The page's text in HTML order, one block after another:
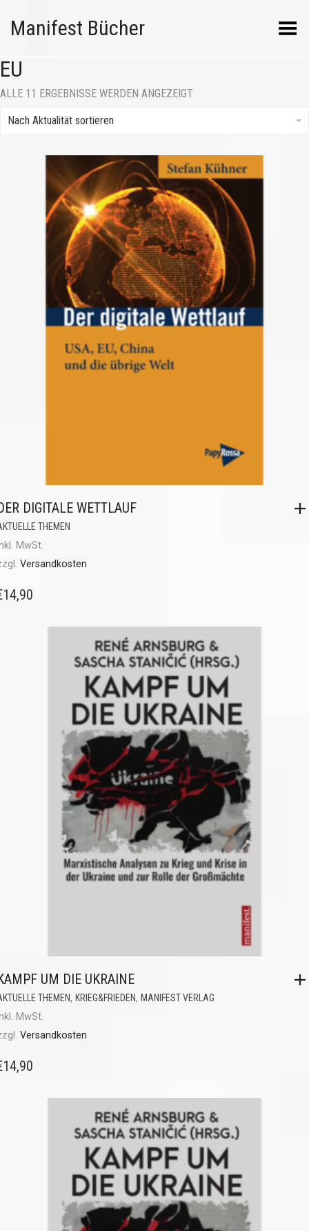
Manifest Bücher Menü umschalten
EU
ALLE 11 ERGEBNISSE WERDEN ANGEZEIGT
Nach Aktualität sortieren
DIGITALE WETTLAUF
THEMEN
MwSt.
Versandkosten
14,90
UM DIE UKRAINE
THEMEN, KRIEG&FRIEDEN, MANIFEST VERLAG
MwSt.
Versandkosten
14,90